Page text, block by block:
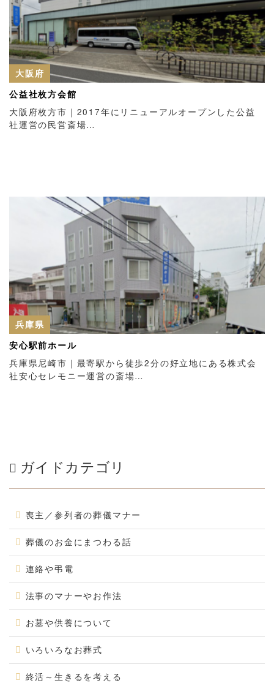
大阪府
公益社枚方会館
大阪府枚方市｜2017年にリニューアルオープンした公益
社運営の民営斎場…
兵庫県
安心駅前ホール
兵庫県尼崎市｜最寄駅から徒歩2分の好立地にある株式会
社安心セレモニー運営の斎場…
ガイドカテゴリ
喪主／参列者の葬儀マナー
葬儀のお金にまつわる話
連絡や弔電
法事のマナーやお作法
お墓や供養について
いろいろなお葬式
終活～生きるを考える